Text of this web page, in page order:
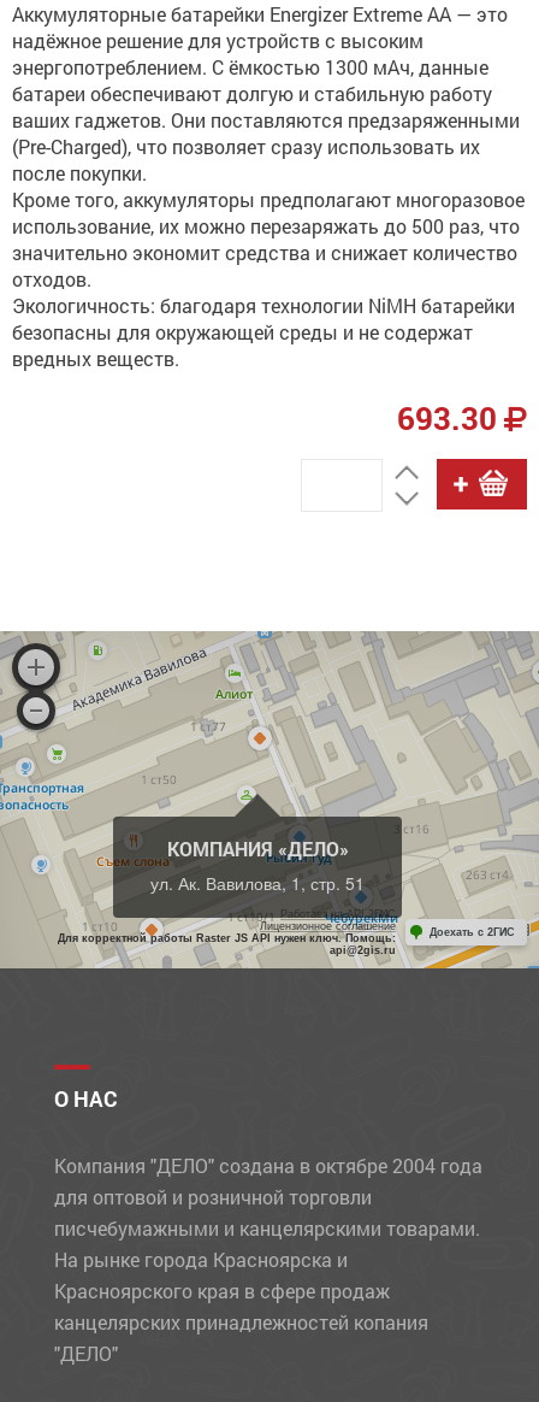
Аккумуляторные батарейки Energizer Extreme AA — это
надёжное решение для устройств с высоким
энергопотреблением. С ёмкостью 1300 мАч, данные
батареи обеспечивают долгую и стабильную работу
ваших гаджетов. Они поставляются предзаряженными
(Pre-Charged), что позволяет сразу использовать их
после покупки.
Кроме того, аккумуляторы предполагают многоразовое
использование, их можно перезаряжать до 500 раз, что
значительно экономит средства и снижает количество
отходов.
Экологичность: благодаря технологии NiMH батарейки
безопасны для окружающей среды и не содержат
вредных веществ.
693.30
КОМПАНИЯ «ДЕЛО»
ул. Ак. Вавилова, 1, стр. 51
Работает на API 2ГИС
Лицензионное соглашение
Для корректной работы Raster JS API нужен ключ. Помощь:
api@2gis.ru
Доехать с 2ГИС
О НАС
Компания "ДЕЛО" создана в октябре 2004 года
для оптовой и розничной торговли
писчебумажными и канцелярскими товарами.
На рынке города Красноярска и
Красноярского края в сфере продаж
канцелярских принадлежностей копания
"ДЕЛО"